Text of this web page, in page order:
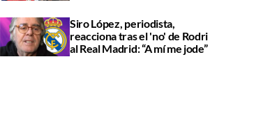
Siro López, periodista,
reacciona tras el 'no' de Rodri
al Real Madrid: “A mí me jode”